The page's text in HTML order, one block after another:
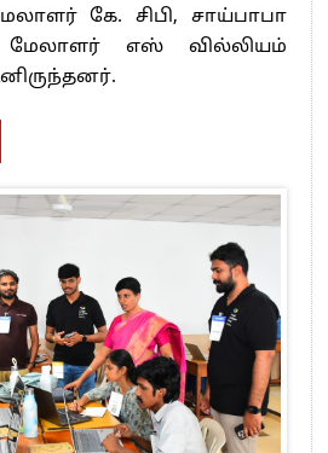
கே. சிபி, சாய்பாபா
எஸ் வில்லியம்